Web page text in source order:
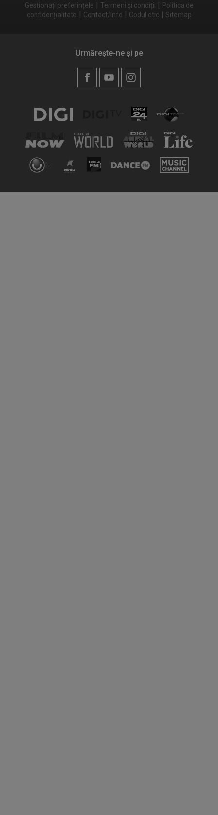
Gestionați preferințele | Termeni și condiții | Politica de
confidențialitate | Contact/Info | Codul etic | Sitemap
Urmărește-ne și pe